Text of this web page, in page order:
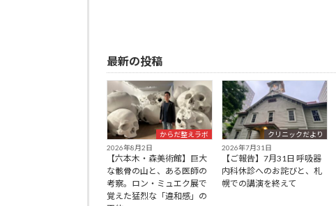
最新の投稿
からだ整えラボ
2026年8月2日
【六本木・森美術館】巨大
な骸骨の山と、ある医師の
考察。ロン・ミュエク展で
覚えた猛烈な「違和感」の
クリニックだより
2026年7月31日
【ご報告】7月31日 呼吸器
内科休診へのお詫びと、札
幌での講演を終えて